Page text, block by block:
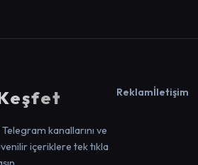
kanallarını ve
içeriklere tek tıkla
Reklamİletişim